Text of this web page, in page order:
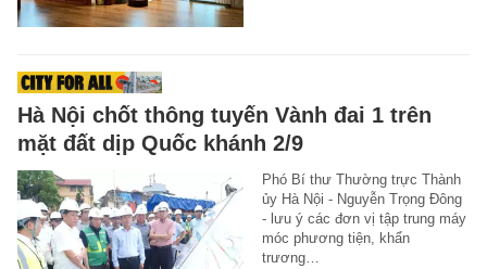
Hà Nội chốt thông tuyến Vành đai 1 trên
mặt đất dịp Quốc khánh 2/9
Phó Bí thư Thường trực Thành
ủy Hà Nội - Nguyễn Trọng Đông
- lưu ý các đơn vị tập trung máy
móc phương tiện, khẩn
trương…